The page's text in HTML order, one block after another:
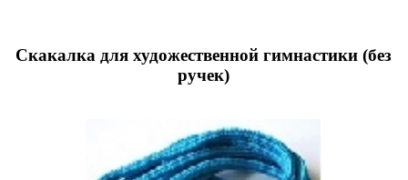
Скакалка для художественной гимнастики (без
ручек)